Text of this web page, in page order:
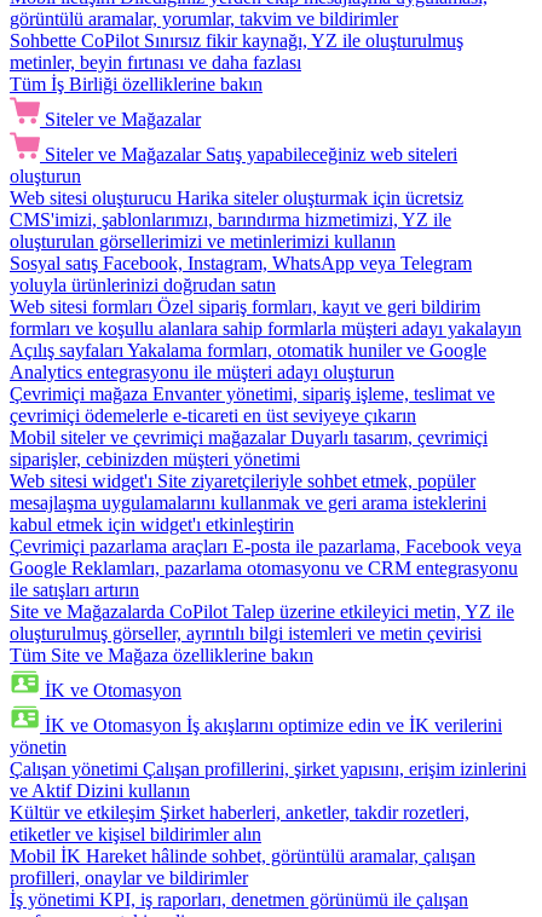
görüntülü aramalar, yorumlar, takvim ve bildirimler
Sohbette CoPilot Sınırsız fikir kaynağı, YZ ile oluşturulmuş
metinler, beyin fırtınası ve daha fazlası
Tüm İş Birliği özelliklerine bakın
Siteler ve Mağazalar
Siteler ve Mağazalar Satış yapabileceğiniz web siteleri
oluşturun
Web sitesi oluşturucu Harika siteler oluşturmak için ücretsiz
CMS'imizi, şablonlarımızı, barındırma hizmetimizi, YZ ile
oluşturulan görsellerimizi ve metinlerimizi kullanın
Sosyal satış Facebook, Instagram, WhatsApp veya Telegram
yoluyla ürünlerinizi doğrudan satın
Web sitesi formları Özel sipariş formları, kayıt ve geri bildirim
formları ve koşullu alanlara sahip formlarla müşteri adayı yakalayın
Açılış sayfaları Yakalama formları, otomatik huniler ve Google
Analytics entegrasyonu ile müşteri adayı oluşturun
Çevrimiçi mağaza Envanter yönetimi, sipariş işleme, teslimat ve
çevrimiçi ödemelerle e-ticareti en üst seviyeye çıkarın
Mobil siteler ve çevrimiçi mağazalar Duyarlı tasarım, çevrimiçi
siparişler, cebinizden müşteri yönetimi
Web sitesi widget'ı Site ziyaretçileriyle sohbet etmek, popüler
mesajlaşma uygulamalarını kullanmak ve geri arama isteklerini
kabul etmek için widget'ı etkinleştirin
Çevrimiçi pazarlama araçları E-posta ile pazarlama, Facebook veya
Google Reklamları, pazarlama otomasyonu ve CRM entegrasyonu
ile satışları artırın
Site ve Mağazalarda CoPilot Talep üzerine etkileyici metin, YZ ile
oluşturulmuş görseller, ayrıntılı bilgi istemleri ve metin çevirisi
Tüm Site ve Mağaza özelliklerine bakın
İK ve Otomasyon
İK ve Otomasyon İş akışlarını optimize edin ve İK verilerini
yönetin
Çalışan yönetimi Çalışan profillerini, şirket yapısını, erişim izinlerini
ve Aktif Dizini kullanın
Kültür ve etkileşim Şirket haberleri, anketler, takdir rozetleri,
etiketler ve kişisel bildirimler alın
Mobil İK Hareket hâlinde sohbet, görüntülü aramalar, çalışan
profilleri, onaylar ve bildirimler
İş yönetimi KPI, iş raporları, denetmen görünümü ile çalışan